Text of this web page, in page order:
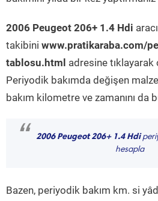
2006 Peugeot 206+ 1.4 Hdi
takibini www.pratikaraba.com/
tablosu.html adresine
Periyodik bakımda değişen
bakım kilometre ve zamanını da
“ 2006 Peugeot 206+ 1.4 Hdi
hesapla
Bazen, periyodik bakım km. si